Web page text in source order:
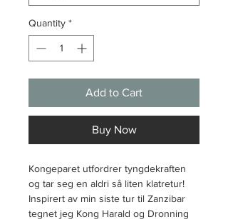
Quantity *
Add to Cart
Buy Now
Kongeparet utfordrer tyngdekraften
og tar seg en aldri så liten klatretur!
Inspirert av min siste tur til Zanzibar
tegnet jeg Kong Harald og Dronning